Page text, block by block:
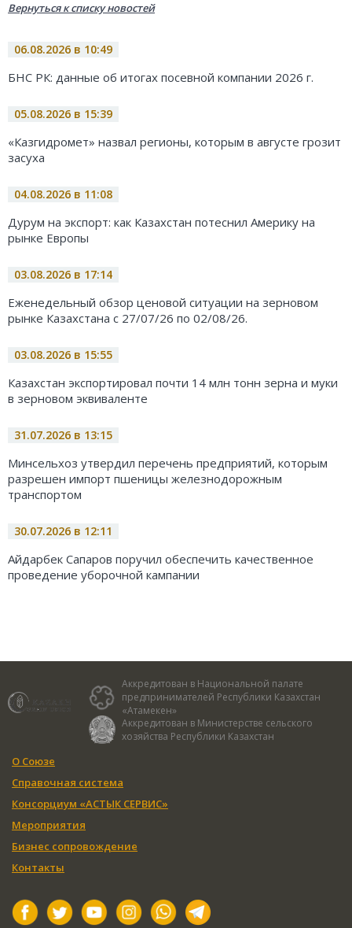
Вернуться к списку новостей
06.08.2026 в 10:49
БНС РК: данные об итогах посевной компании 2026 г.
05.08.2026 в 15:39
«Казгидромет» назвал регионы, которым в августе грозит
засуха
04.08.2026 в 11:08
Дурум на экспорт: как Казахстан потеснил Америку на
рынке Европы
03.08.2026 в 17:14
Еженедельный обзор ценовой ситуации на зерновом
рынке Казахстана с 27/07/26 по 02/08/26.
03.08.2026 в 15:55
Казахстан экспортировал почти 14 млн тонн зерна и муки
в зерновом эквиваленте
31.07.2026 в 13:15
Минсельхоз утвердил перечень предприятий, которым
разрешен импорт пшеницы железнодорожным
транспортом
30.07.2026 в 12:11
Айдарбек Сапаров поручил обеспечить качественное
проведение уборочной кампании
Аккредитован в Национальной палате
предпринимателей Республики Казахстан
«Атамекен»
Аккредитован в Министерстве сельского
хозяйства Республики Казахстан
О Союзе
Справочная система
Консорциум «АСТЫК СЕРВИС»
Мероприятия
Бизнес сопровождение
Контакты